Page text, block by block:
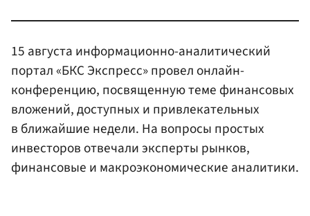
15 августа информационно-аналитический
портал «БКС Экспресс» провел онлайн-
конференцию, посвященную теме финансовых
вложений, доступных и привлекательных
в ближайшие недели. На вопросы простых
инвесторов отвечали эксперты рынков,
финансовые и макроэкономические аналитики.